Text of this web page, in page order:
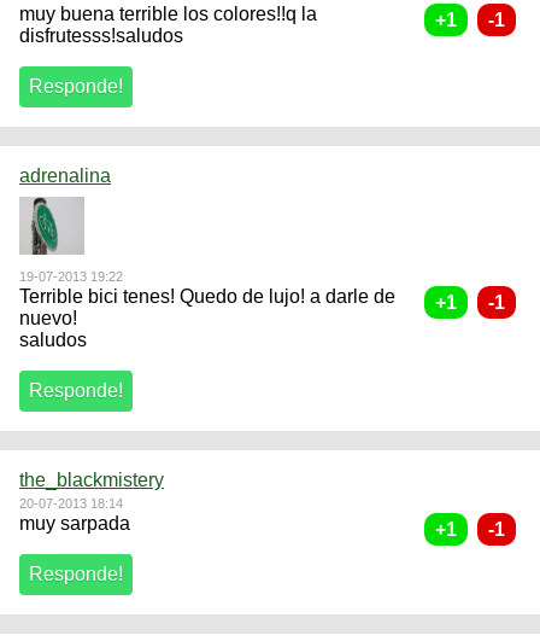
muy buena terrible los colores!!q la
disfrutesss!saludos
adrenalina
19-07-2013 19:22
Terrible bici tenes! Quedo de lujo! a darle de
nuevo!
saludos
the_blackmistery
20-07-2013 18:14
muy sarpada